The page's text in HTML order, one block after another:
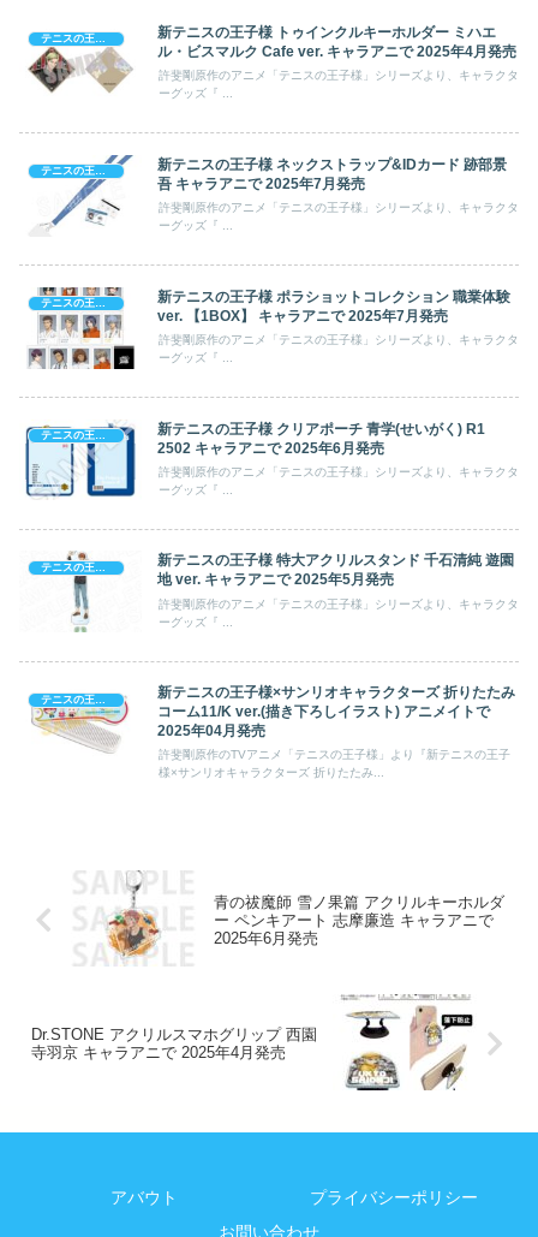
テニスの王子様
新テニスの王子様 トゥインクルキーホルダー ミハエ
ル・ビスマルク Cafe ver. キャラアニで 2025年4月発売
許斐剛原作のアニメ「テニスの王子様」シリーズより、キャラクタ
テニスの王子様
新テニスの王子様 ネックストラップ&IDカード 跡部景
吾 キャラアニで 2025年7月発売
許斐剛原作のアニメ「テニスの王子様」シリーズより、キャラクタ
新テニスの王子様 ポラショットコレクション 職業体験
ver. 【1BOX】 キャラアニで 2025年7月発売
許斐剛原作のアニメ「テニスの王子様」シリーズより、キャラクタ
新テニスの王子様 クリアポーチ 青学(せいがく) R1
2502 キャラアニで 2025年6月発売
許斐剛原作のアニメ「テニスの王子様」シリーズより、キャラクタ
新テニスの王子様 特大アクリルスタンド 千石清純 遊園
地 ver. キャラアニで 2025年5月発売
許斐剛原作のアニメ「テニスの王子様」シリーズより、キャラクタ
新テニスの王子様×サンリオキャラクターズ 折りたたみ
コーム11/K ver.(描き下ろしイラスト) アニメイトで
2025年04月発売
許斐剛原作のTVアニメ「テニスの王子様」より『新テニスの王子
様×サンリオキャラクターズ 折りたたみ...
青の祓魔師 雪ノ果篇 アクリルキーホルダ
ー ペンキアート 志摩廉造 キャラアニで
2025年6月発売
Dr.STONE アクリルスマホグリップ 西園
寺羽京 キャラアニで 2025年4月発売
アバウト
プライバシーポリシー
お問い合わせ